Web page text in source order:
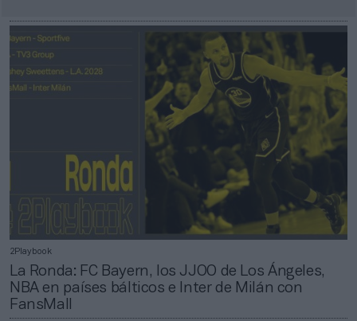
2Playbook
La Ronda: FC Bayern, los JJOO de Los Ángeles,
NBA en países bálticos e Inter de Milán con
FansMall